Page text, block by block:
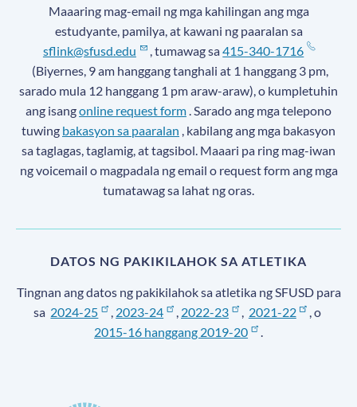
Maaaring mag-email ng mga kahilingan ang mga
estudyante, pamilya, at kawani ng paaralan sa
sflink@sfusd.edu
, tumawag sa415-340-1716
(Biyernes, 9 am hanggang tanghali at 1 hanggang 3 pm,
sarado mula 12 hanggang 1 pm araw-araw), o kumpletuhin
ang isangonline request form. Sarado ang mga telepono
tuwing bakasyon sa paaralan , kabilang ang mga bakasyon
sa taglagas, taglamig, at tagsibol. Maaari pa ring mag-iwan
ng voicemail o magpadala ng email o request form ang mga
tumatawag sa lahat ng oras.
DATOS NG PAKIKILAHOK SA ATLETIKA
Tingnan ang datos ng pakikilahok sa atletika ng SFUSD para
sa 2024-25 , 2023-24 , 2022-23 , 2021-22
, o
2015-16 hanggang 2019-20
.